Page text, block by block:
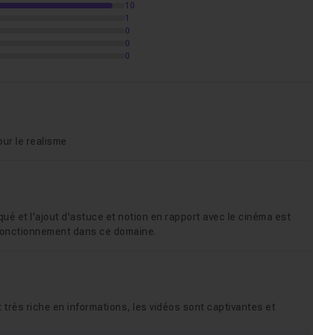
10
1
0
0
0
le realisme
et l'ajout d'astuce et notion en rapport avec le cinéma est
dans ce domaine.
riche en informations, les vidéos sont captivantes et